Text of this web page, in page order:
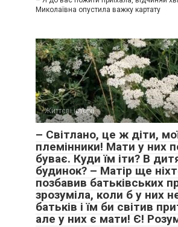
Миколаївна опустила важку картату
Життєві історії
– Світлано, це ж діти,
племінники! Мати у них
буває. Куди їм іти? В
будинок? – Матір ще
позбавив батьківських
зрозуміла, коли б у них
батьків і їм би світив
але у них є мати! Є!